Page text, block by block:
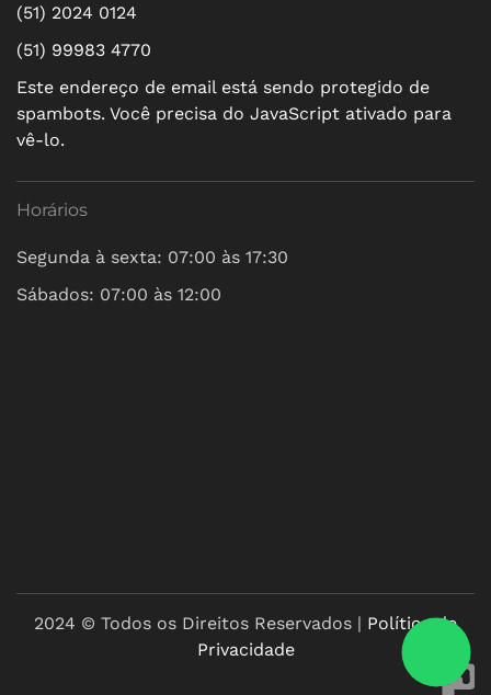
(51) 2024 0124
(51) 99983 4770
Este endereço de email está sendo protegido de
spambots. Você precisa do JavaScript ativado para
vê-lo.
Horários
Segunda à sexta: 07:00 às 17:30
Sábados: 07:00 às 12:00
2024 © Todos os Direitos Reservados | Política de
Privacidade